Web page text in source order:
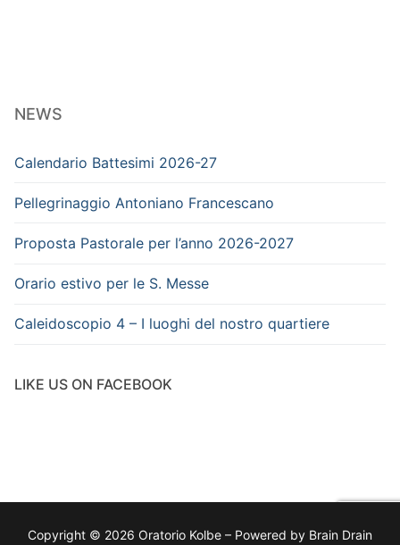
NEWS
Calendario Battesimi 2026-27
Pellegrinaggio Antoniano Francescano
Proposta Pastorale per l’anno 2026-2027
Orario estivo per le S. Messe
Caleidoscopio 4 – I luoghi del nostro quartiere
LIKE US ON FACEBOOK
Copyright © 2026 Oratorio Kolbe – Powered by Brain Drain